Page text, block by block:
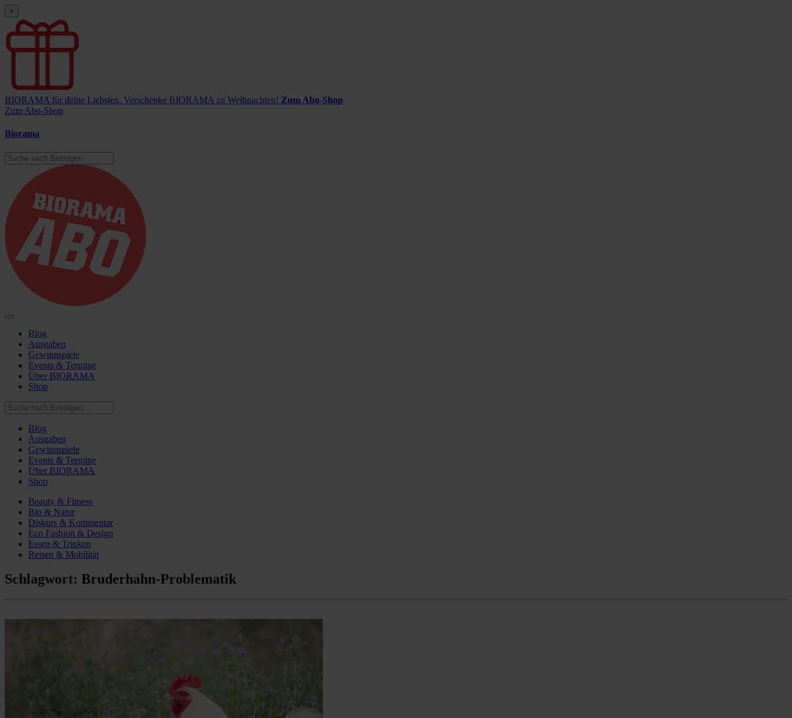
×
BIORAMA für deine Liebsten. Verschenke BIORAMA zu Weihnachten! Zum Abo-Shop
Zum Abo-Shop
Biorama
Blog
Ausgaben
Gewinnspiele
Events & Termine
Über BIORAMA
Shop
Blog
Ausgaben
Gewinnspiele
Events & Termine
Über BIORAMA
Shop
Beauty & Fitness
Bio & Natur
Diskurs & Kommentar
Eco Fashion & Design
Essen & Trinken
Reisen & Mobilität
Schlagwort: Bruderhahn-Problematik